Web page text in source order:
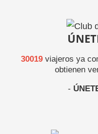
30019viajeros ya
obtienen
-